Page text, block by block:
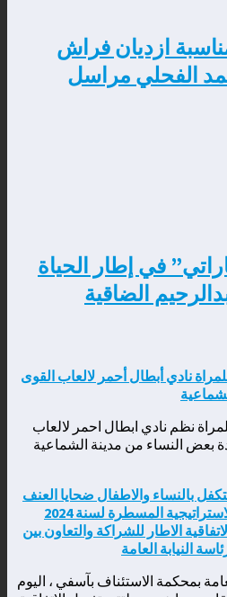
ازديان فراش
الفحلي مراسل
في إطار الحياة
الضاقية
نادي أبطال أحمر لالعاب القوى
نظم نادي ابطال احمر لالعاب
بعض النساء من مدينة الشماعية
بالنساء والاطفال ضحايا العنف
حول موضوع الاهداف الاستراتيجية المسطرة لسنة 2024
الاطار للشراكة والتعاون بين
النيابة العامة
بمحكمة الاستئناف بآسفي ، اليوم